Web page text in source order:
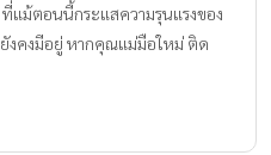
แม้ตอนนี้กระแสความรุนแรงของ
งคงมีอยู่ หากคุณแม่มือใหม่ ติด